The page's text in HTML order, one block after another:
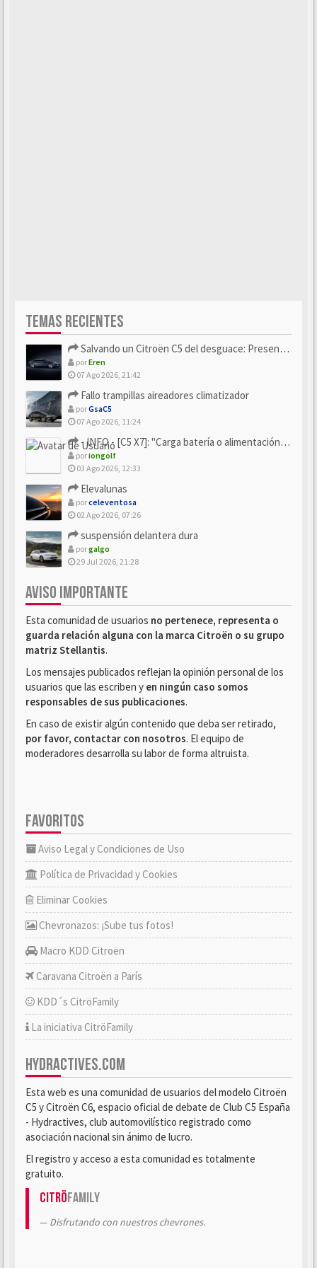
TEMAS RECIENTES
Salvando un Citroën C5 del desguace: Presentación y seguimiento
porEren
07 Ago 2026, 21:42
Fallo trampillas aireadores climatizador
porGsaC5
07 Ago 2026, 11:24
- INFO - [C5 X7]: "Carga batería o alimentación eléctri...
poriongolf
03 Ago 2026, 12:33
Elevalunas
porceleventosa
02 Ago 2026, 07:26
suspensión delantera dura
porgalgo
29 Jul 2026, 21:28
AVISO IMPORTANTE
Esta comunidad de usuarios no pertenece, representa o
guarda relación alguna con la marca Citroën o su grupo
matriz Stellantis.
Los mensajes publicados reflejan la opinión personal de los
usuarios que las escriben y en ningún caso somos
responsables de sus publicaciones.
En caso de existir algún contenido que deba ser retirado,
por favor, contactar con nosotros. El equipo de
moderadores desarrolla su labor de forma altruista.
FAVORITOS
Aviso Legal y Condiciones de Uso
Política de Privacidad y Cookies
Eliminar Cookies
Chevronazos: ¡Sube tus fotos!
Macro KDD Citroën
Caravana Citroën a París
KDD´s CitröFamily
La iniciativa CitröFamily
HYDRACTIVES.COM
Esta web es una comunidad de usuarios del modelo Citroën
C5 y Citroën C6, espacio oficial de debate de Club C5 España
- Hydractives, club automovilístico registrado como
asociación nacional sin ánimo de lucro.
El registro y acceso a esta comunidad es totalmente
gratuito.
CitröFamily
Disfrutando con nuestros chevrones.